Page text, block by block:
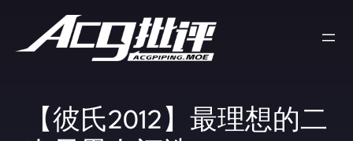
【彼氏2012】最理想的二